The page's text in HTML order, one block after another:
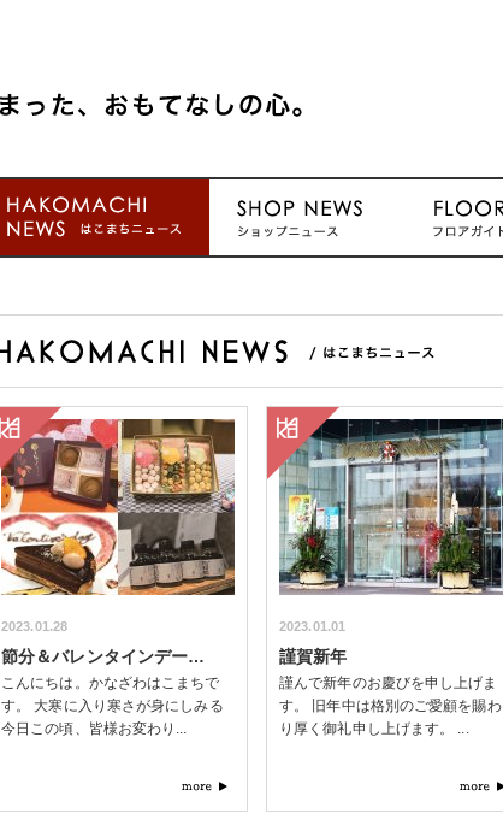
2023.01.28
節分＆バレンタインデー…
こんにちは。かなざわはこまちで
す。 大寒に入り寒さが身にしみる
今日この頃、皆様お変わり...
2023.01.01
謹賀新年
謹んで新年のお慶びを申し上げま
す。 旧年中は格別のご愛顧を賜わ
り厚く御礼申し上げます。 ...